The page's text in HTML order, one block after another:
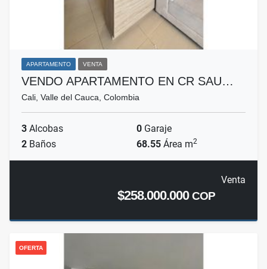
APARTAMENTO VENTA
VENDO APARTAMENTO EN CR SAU…
Cali, Valle del Cauca, Colombia
3 Alcobas 0 Garaje
2 Baños 68.55 Área m2
Venta
$258.000.000COP
OFERTA